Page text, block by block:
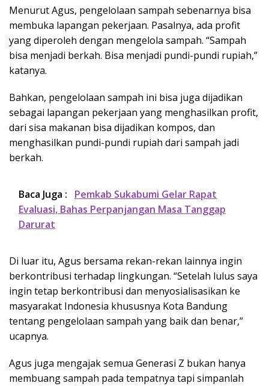
Menurut Agus, pengelolaan sampah sebenarnya bisa
membuka lapangan pekerjaan. Pasalnya, ada profit
yang diperoleh dengan mengelola sampah. “Sampah
bisa menjadi berkah. Bisa menjadi pundi-pundi rupiah,”
katanya.
Bahkan, pengelolaan sampah ini bisa juga dijadikan
sebagai lapangan pekerjaan yang menghasilkan profit,
dari sisa makanan bisa dijadikan kompos, dan
menghasilkan pundi-pundi rupiah dari sampah jadi
berkah.
Baca Juga :
Pemkab Sukabumi Gelar Rapat
Evaluasi, Bahas Perpanjangan Masa Tanggap
Darurat
Di luar itu, Agus bersama rekan-rekan lainnya ingin
berkontribusi terhadap lingkungan. “Setelah lulus saya
ingin tetap berkontribusi dan menyosialisasikan ke
masyarakat Indonesia khususnya Kota Bandung
tentang pengelolaan sampah yang baik dan benar,”
ucapnya.
Agus juga mengajak semua Generasi Z bukan hanya
membuang sampah pada tempatnya tapi simpanlah